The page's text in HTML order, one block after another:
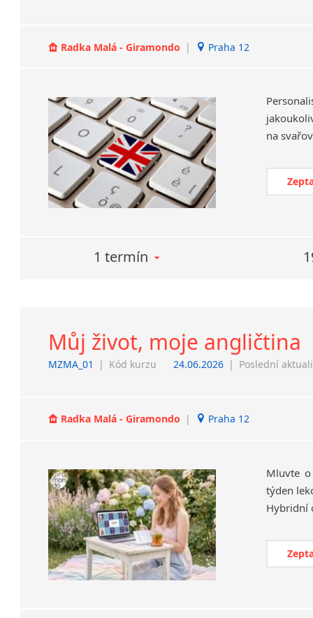
Radka Malá - Giramondo | Praha 12
1 termín
Můj život, moje angličtina
MZMA_01 | Kód kurzu 24.06.2026 | Poslední
Radka Malá - Giramondo | Praha 12
Mluvte
týden